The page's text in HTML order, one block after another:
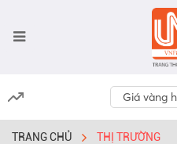
Giá vàng
TRANG CHỦ THỊ TRƯỜNG